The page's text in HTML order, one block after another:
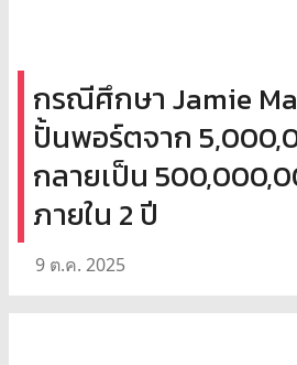
กรณีศึกษา Jamie
ปั้นพอร์ตจาก
กลายเป็น
ภายใน 2 ปี
9 ต.ค. 2025